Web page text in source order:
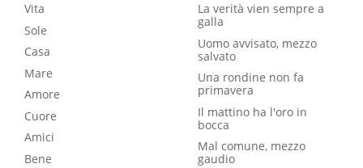
Vita
Sole
Casa
Mare
Amore
Cuore
Amici
Bene
La verità vien sempre a
galla
Uomo avvisato, mezzo
salvato
Una rondine non fa
primavera
Il mattino ha l'oro in
bocca
Mal comune, mezzo
gaudio